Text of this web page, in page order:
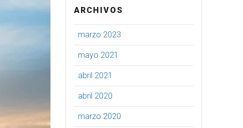
ARCHIVOS
marzo 2023
mayo 2021
abril 2021
abril 2020
marzo 2020